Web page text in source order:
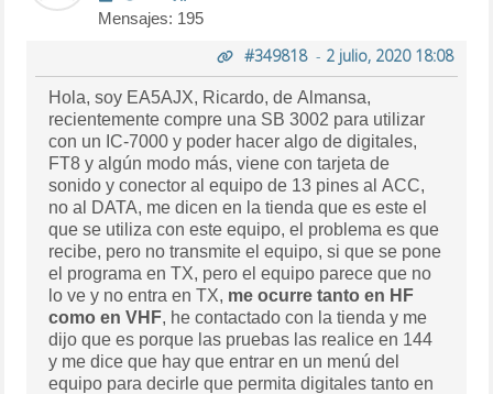
Mensajes: 195
#349818- 2 julio, 2020 18:08
Hola, soy EA5AJX, Ricardo, de Almansa,
recientemente compre una SB 3002 para utilizar
con un IC-7000 y poder hacer algo de digitales,
FT8 y algún modo más, viene con tarjeta de
sonido y conector al equipo de 13 pines al ACC,
no al DATA, me dicen en la tienda que es este el
que se utiliza con este equipo, el problema es que
recibe, pero no transmite el equipo, si que se pone
el programa en TX, pero el equipo parece que no
lo ve y no entra en TX, me ocurre tanto en HF
como en VHF, he contactado con la tienda y me
dijo que es porque las pruebas las realice en 144
y me dice que hay que entrar en un menú del
equipo para decirle que permita digitales tanto en